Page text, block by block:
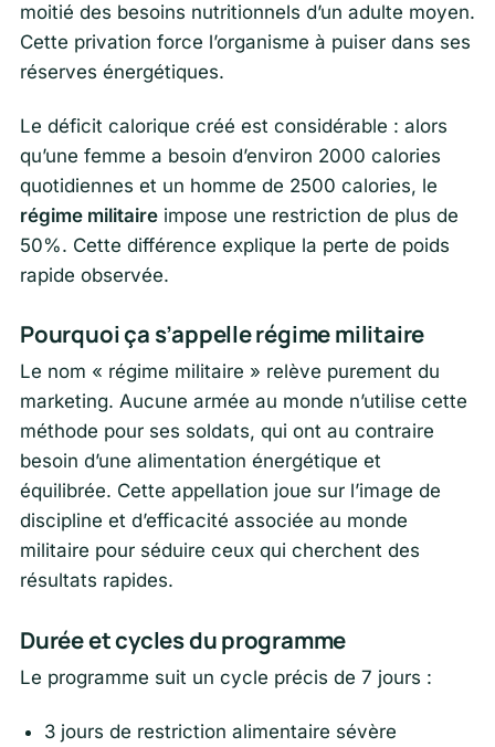
moitié des besoins nutritionnels d’un adulte moyen.
Cette privation force l’organisme à puiser dans ses
réserves énergétiques.
Le déficit calorique créé est considérable : alors
qu’une femme a besoin d’environ 2000 calories
quotidiennes et un homme de 2500 calories, le
régime militaire impose une restriction de plus de
50%. Cette différence explique la perte de poids
rapide observée.
Pourquoi ça s’appelle régime militaire
Le nom « régime militaire » relève purement du
marketing. Aucune armée au monde n’utilise cette
méthode pour ses soldats, qui ont au contraire
besoin d’une alimentation énergétique et
équilibrée. Cette appellation joue sur l’image de
discipline et d’efficacité associée au monde
militaire pour séduire ceux qui cherchent des
résultats rapides.
Durée et cycles du programme
Le programme suit un cycle précis de 7 jours :
3 jours de restriction alimentaire sévère